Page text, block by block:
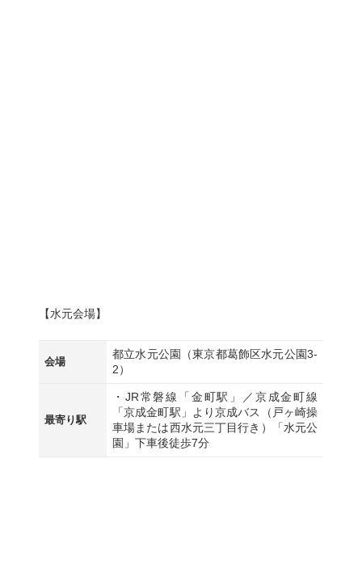
【水元会場】
会場
都立水元公園（東京都葛飾区水元公園3-
2）
最寄り駅
・JR常磐線「金町駅」／京成金町線
「京成金町駅」より京成バス（戸ヶ崎操
車場または西水元三丁目行き）「水元公
園」下車後徒歩7分